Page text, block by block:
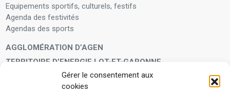
Gérer le consentement aux
cookies
Equipements sportifs, culturels, festifs
Agenda des festivités
Agendas des sports
AGGLOMÉRATION D’AGEN
TERRITOIRE D’ENERGIE LOT-ET-GARONNE